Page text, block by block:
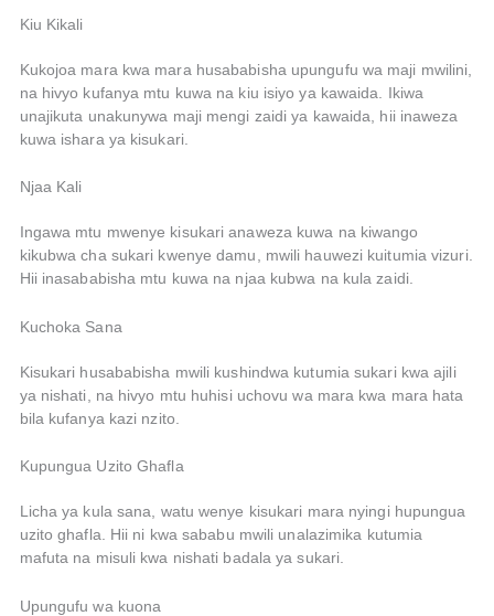
Kiu Kikali
Kukojoa mara kwa mara husababisha upungufu wa maji mwilini,
na hivyo kufanya mtu kuwa na kiu isiyo ya kawaida. Ikiwa
unajikuta unakunywa maji mengi zaidi ya kawaida, hii inaweza
kuwa ishara ya kisukari.
Njaa Kali
Ingawa mtu mwenye kisukari anaweza kuwa na kiwango
kikubwa cha sukari kwenye damu, mwili hauwezi kuitumia vizuri.
Hii inasababisha mtu kuwa na njaa kubwa na kula zaidi.
Kuchoka Sana
Kisukari husababisha mwili kushindwa kutumia sukari kwa ajili
ya nishati, na hivyo mtu huhisi uchovu wa mara kwa mara hata
bila kufanya kazi nzito.
Kupungua Uzito Ghafla
Licha ya kula sana, watu wenye kisukari mara nyingi hupungua
uzito ghafla. Hii ni kwa sababu mwili unalazimika kutumia
mafuta na misuli kwa nishati badala ya sukari.
Upungufu wa kuona